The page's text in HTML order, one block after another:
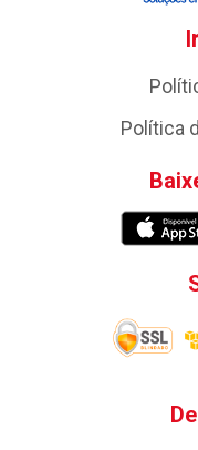
Política